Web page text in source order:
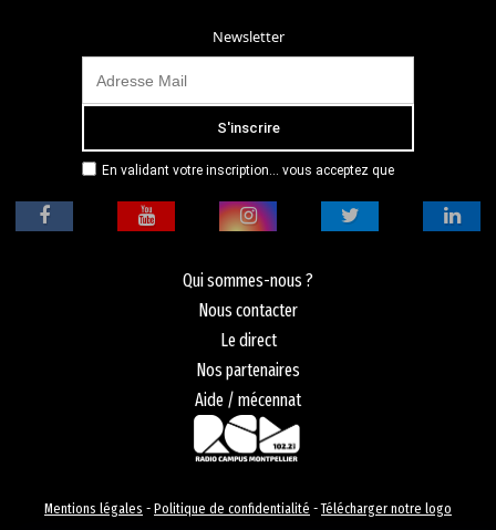
Newsletter
En validant votre inscription... vous acceptez que
adresse email dans le but de vous envoyer
mensuellement sa lettre d’informations. Pour plus
politique de confidentialité.
Qui sommes-nous ?
Nous contacter
Le direct
Nos partenaires
Aide / mécennat
Mentions légales - Politique de confidentialité -Télécharger notre logo